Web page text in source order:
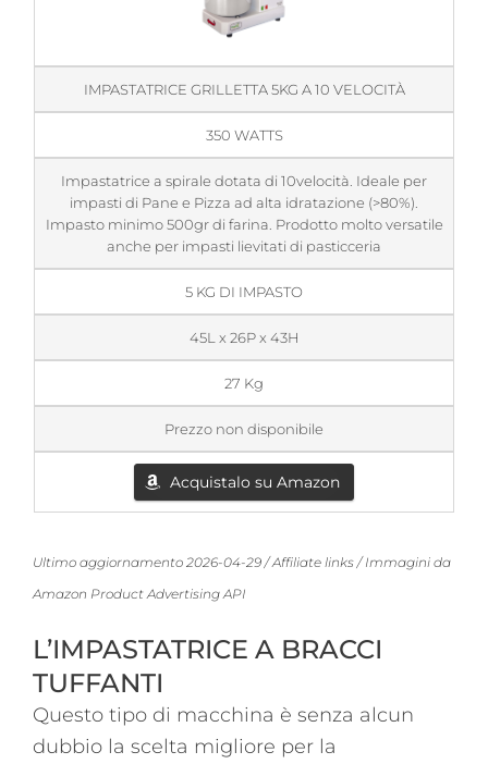
IMPASTATRICE GRILLETTA 5KG A 10 VELOCITÀ
350 WATTS
Impastatrice a spirale dotata di 10velocità. Ideale per
impasti di Pane e Pizza ad alta idratazione (>80%).
Impasto minimo 500gr di farina. Prodotto molto versatile
anche per impasti lievitati di pasticceria
5 KG DI IMPASTO
45L x 26P x 43H
27 Kg
Prezzo non disponibile
Acquistalo su Amazon
Ultimo aggiornamento 2026-04-29 / Affiliate links / Immagini da
Amazon Product Advertising API
L’IMPASTATRICE A BRACCI
TUFFANTI
Questo tipo di macchina è senza alcun
dubbio la scelta migliore per la